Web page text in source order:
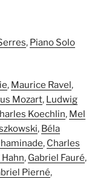
, Piano Solo
, Maurice Ravel ,
Mozart, Ludwig
Koechlin, Mel
, Béla
, Charles
Hahn, Gabriel Fauré,
Pierné,